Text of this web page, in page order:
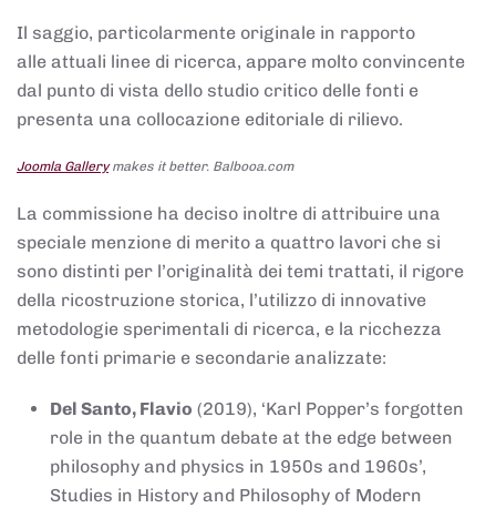
Il saggio, particolarmente originale in rapporto
alle attuali linee di ricerca, appare molto convincente
dal punto di vista dello studio critico delle fonti e
presenta una collocazione editoriale di rilievo.
Joomla Gallerymakes it better. Balbooa.com
La commissione ha deciso inoltre di attribuire una
speciale menzione di merito a quattro lavori che si
sono distinti per l’originalità dei temi trattati, il rigore
della ricostruzione storica, l’utilizzo di innovative
metodologie sperimentali di ricerca, e la ricchezza
delle fonti primarie e secondarie analizzate:
Del Santo, Flavio (2019), ‘Karl Popper’s forgotten
role in the quantum debate at the edge between
philosophy and physics in 1950s and 1960s’,
Studies in History and Philosophy of Modern